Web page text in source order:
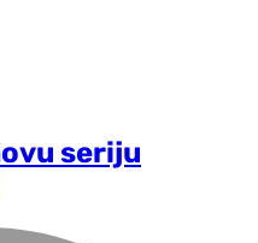
seriju